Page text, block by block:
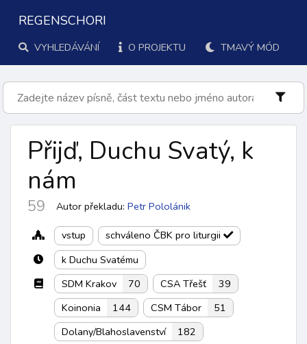
REGENSCHORI
VYHLEDÁVÁNÍ O PROJEKTU TMAVÝ MÓD
Přijď, Duchu Svatý, k
nám
59 Autor překladu: Petr Pololánik
vstup
schváleno ČBK pro liturgii
k Duchu Svatému
SDM Krakov
70 CSA Třešť
39
Koinonia
144 CSM Tábor
51
Dolany/Blahoslavenství
182